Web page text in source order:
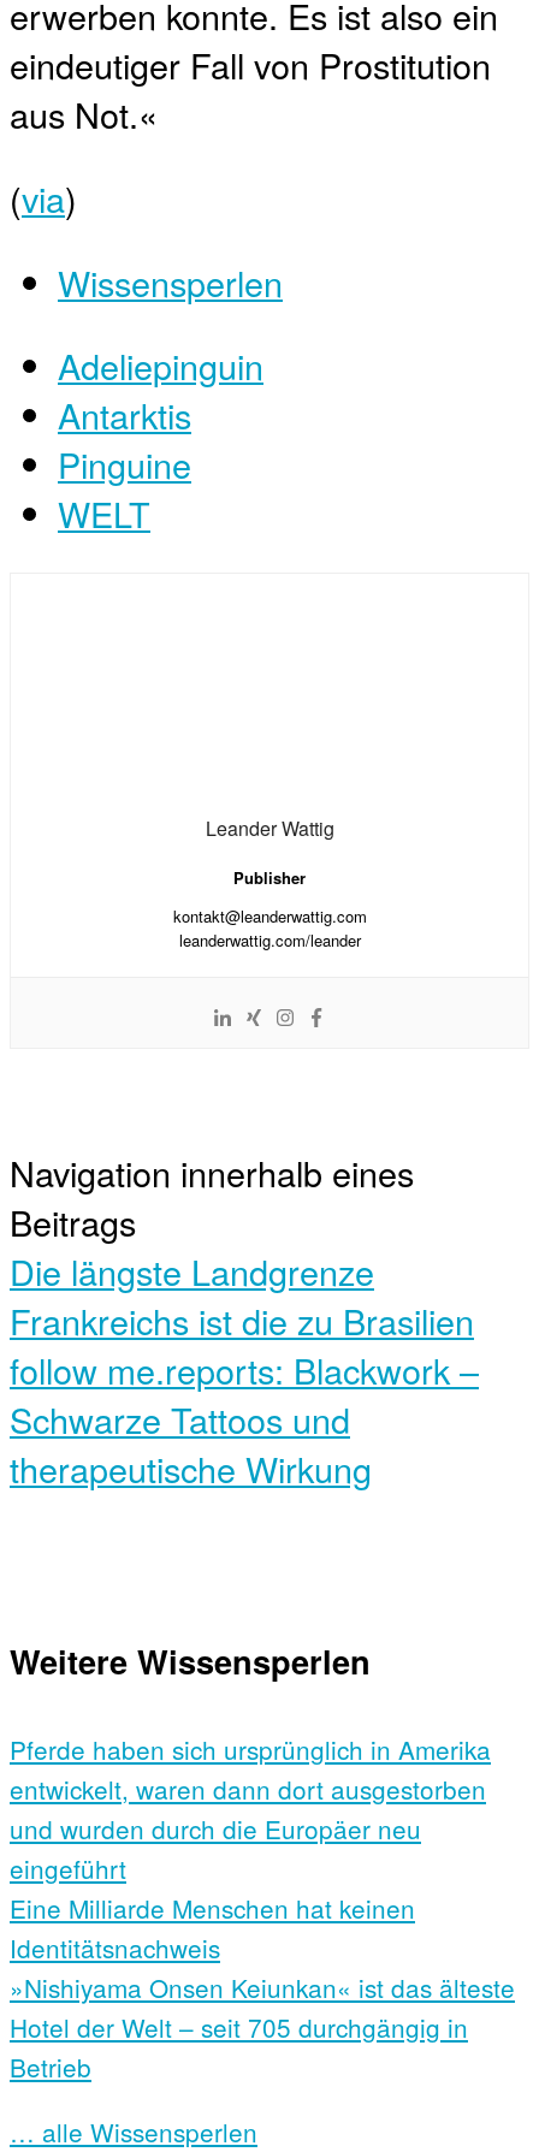
erwerben konnte. Es ist also ein
eindeutiger Fall von Prostitution
aus Not.«
(via)
Wissensperlen
Adeliepinguin
Antarktis
Pinguine
WELT
Leander Wattig
Publisher
kontakt@leanderwattig.com
leanderwattig.com/leander
Navigation innerhalb eines
Beitrags
Die längste Landgrenze
Frankreichs ist die zu Brasilien
follow me.reports: Blackwork –
Schwarze Tattoos und
therapeutische Wirkung
Weitere Wissensperlen
Pferde haben sich ursprünglich in Amerika
entwickelt, waren dann dort ausgestorben
und wurden durch die Europäer neu
eingeführt
Eine Milliarde Menschen hat keinen
Identitätsnachweis
»Nishiyama Onsen Keiunkan« ist das älteste
Hotel der Welt – seit 705 durchgängig in
Betrieb
… alle Wissensperlen